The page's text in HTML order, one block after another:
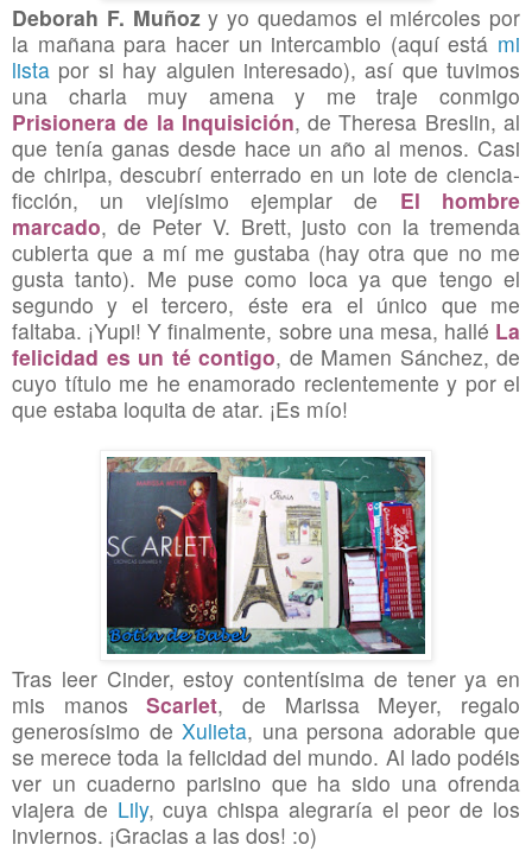
Deborah F. Muñozy yo quedamos el miércoles por
la mañana para hacer un intercambio (aquí está mi
lista por si hay alguien interesado), así que tuvimos
una charla muy amena y me traje conmigo
Prisionera de la Inquisición, de Theresa Breslin, al
que tenía ganas desde hace un año al menos. Casi
de chiripa, descubrí enterrado en un lote de ciencia-
ficción, un viejísimo ejemplar de El hombre
marcado, de Peter V. Brett, justo con la tremenda
cubierta que a mí me gustaba (hay otra que no me
gusta tanto). Me puse como loca ya que tengo el
segundo y el tercero, éste era el único que me
faltaba. ¡Yupi! Y finalmente, sobre una mesa, hallé La
felicidad es un té contigo, de Mamen Sánchez, de
cuyo título me he enamorado recientemente y por el
que estaba loquita de atar. ¡Es mío!
Tras leer Cinder, estoy contentísima de tener ya en
mis manosScarlet, de Marissa Meyer, regalo
generosísimo de Xulieta, una persona adorable que
se merece toda la felicidad del mundo. Al lado podéis
ver un cuaderno parisino que ha sido una ofrenda
viajera de Lily, cuya chispa alegraría el peor de los
inviernos. ¡Gracias a las dos! :o)